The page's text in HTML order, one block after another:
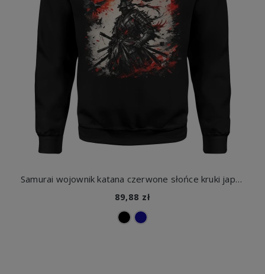
Samurai wojownik katana czerwone słońce kruki japonia mrok bushido epicki styl ninja Męska bluza
89,88 zł